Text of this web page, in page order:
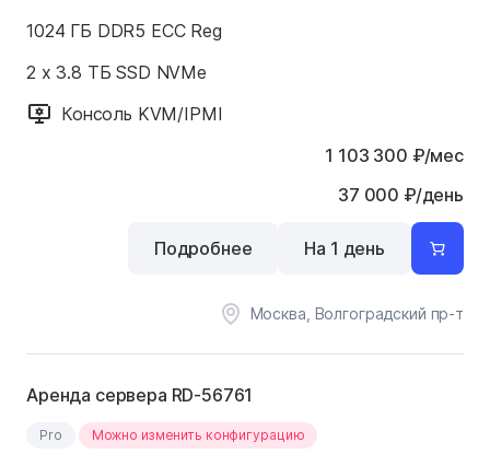
1024 ГБ DDR5 ECC Reg
2 x 3.8 ТБ SSD NVMe
Консоль KVM/IPMI
1 103 300 ₽/мес
37 000 ₽/день
Москва, Волгоградский пр-т
Подробнее На 1 день
Аренда сервера RD-56761
Pro Можно изменить конфигурацию